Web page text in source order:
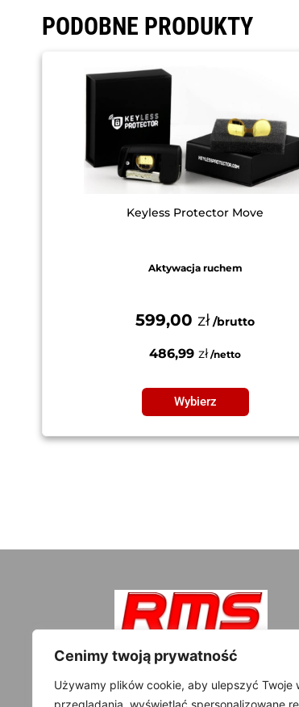
Cenimy twoją prywatność
Używamy plików cookie, aby ulepszyć Twoje
przeglądania, wyświetlać spersonalizowane
PODOBNE PRODUKTY
Keyless Protector Move
Aktywacja ruchem
599,00 zł
486,99 zł
Wybierz
Szybki kontakt:
+48 500 300 108
info@rms-tuning.pl